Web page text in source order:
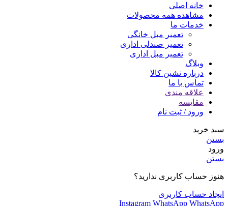
خانه اصلی
مشاهده همه محصولات
خدمات ما
تعمیر مبل خانگی
تعمیر صندلی اداری
تعمیر مبل اداری
وبلاگ
درباره نشین کالا
تماس با ما
علاقه مندی
مقایسه
ورود / ثبت نام
سبد خرید
بستن
ورود
بستن
هنوز حساب کاربری ندارید؟
ایجاد حساب کاربری
Instagram WhatsApp WhatsApp